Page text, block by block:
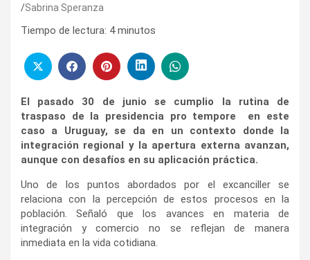
Sabrina Speranza
Tiempo de lectura: 4 minutos
El pasado 30 de junio se cumplio la rutina de
traspaso de la presidencia pro tempore en este
caso a Uruguay, se da en un contexto donde la
integración regional y la apertura externa avanzan,
aunque con desafíos en su aplicación práctica.
Uno de los puntos abordados por el excanciller se
relaciona con la percepción de estos procesos en la
población. Señaló que los avances en materia de
integración y comercio no se reflejan de manera
inmediata en la vida cotidiana.